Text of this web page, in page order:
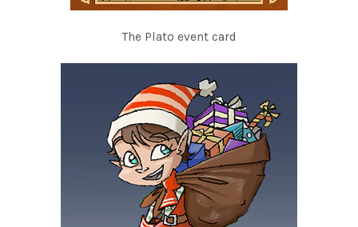
The Plato event card